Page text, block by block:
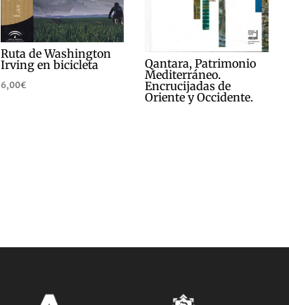
Ruta de Washington
Irving en bicicleta
6,00€
Qantara, Patrimonio
Mediterráneo.
Encrucijadas de
Oriente y Occidente.